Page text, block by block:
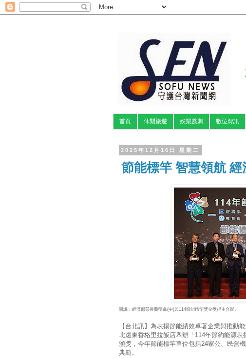
首頁 休閒旅遊 娛樂戲劇 數位資訊
2025年12月16日 星期二
節能標竿 智慧領航
圖說：經濟部部長龔明鑫(中)與114節能標竿獎金獎得主合影。
【台北訊】為表揚節能績效卓著企業與推動
北遠東香格里拉飯店舉辦「114年節約能源
頒獎，今年節能標竿單位包括24家公、民營
典範。